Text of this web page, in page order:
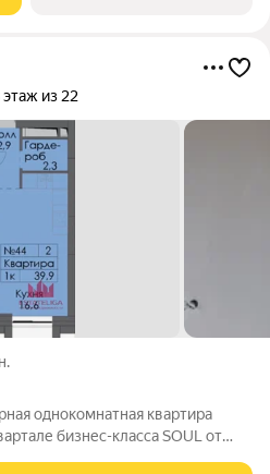
этаж из 22
однокомнатная квартира
бизнес-класса SOUL от